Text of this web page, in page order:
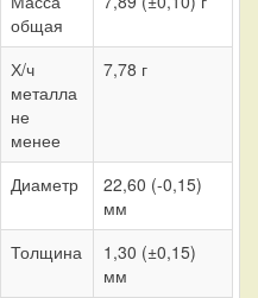
общая
Х/ч
металла
не
менее
7,78 г
Диаметр
22,60 (-0,15)
мм
Толщина
1,30 (±0,15)
мм